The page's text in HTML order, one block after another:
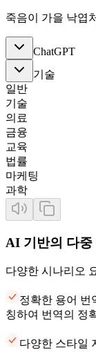
죽음이 가을 낙엽
ChatGPT
기술
일반
기술
의료
금융
교육
법률
마케팅
과학
AI 기반의 다중
다양한 시나리오
정확한 용어 번
칭하여 번역의 정
다양한 스타일